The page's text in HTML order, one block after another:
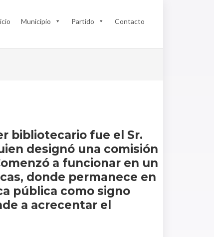
Municipio Partido Contacto
bibliotecario fue el Sr.
designó una comisión
a funcionar en un
donde permanece en
pública como signo
a acrecentar el